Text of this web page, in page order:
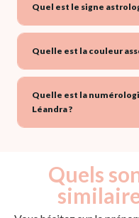
Quel est le signe
Quelle est la couleur
Quelle est la
Léandra ?
Quels